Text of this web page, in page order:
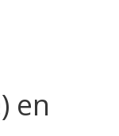
en